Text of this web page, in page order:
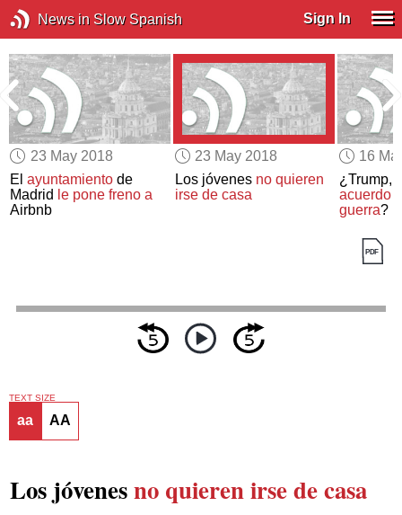
News in Slow Spanish Sign In
23 May 2018
Elayuntamiento de
Madrid le pone freno a
Airbnb
23 May 2018
Los jóvenes no quieren
irse de casa
16
¿Trump,
acuerdo
guerra?
TEXT SIZE
aa AA
Los jóvenesno quieren irse de casa